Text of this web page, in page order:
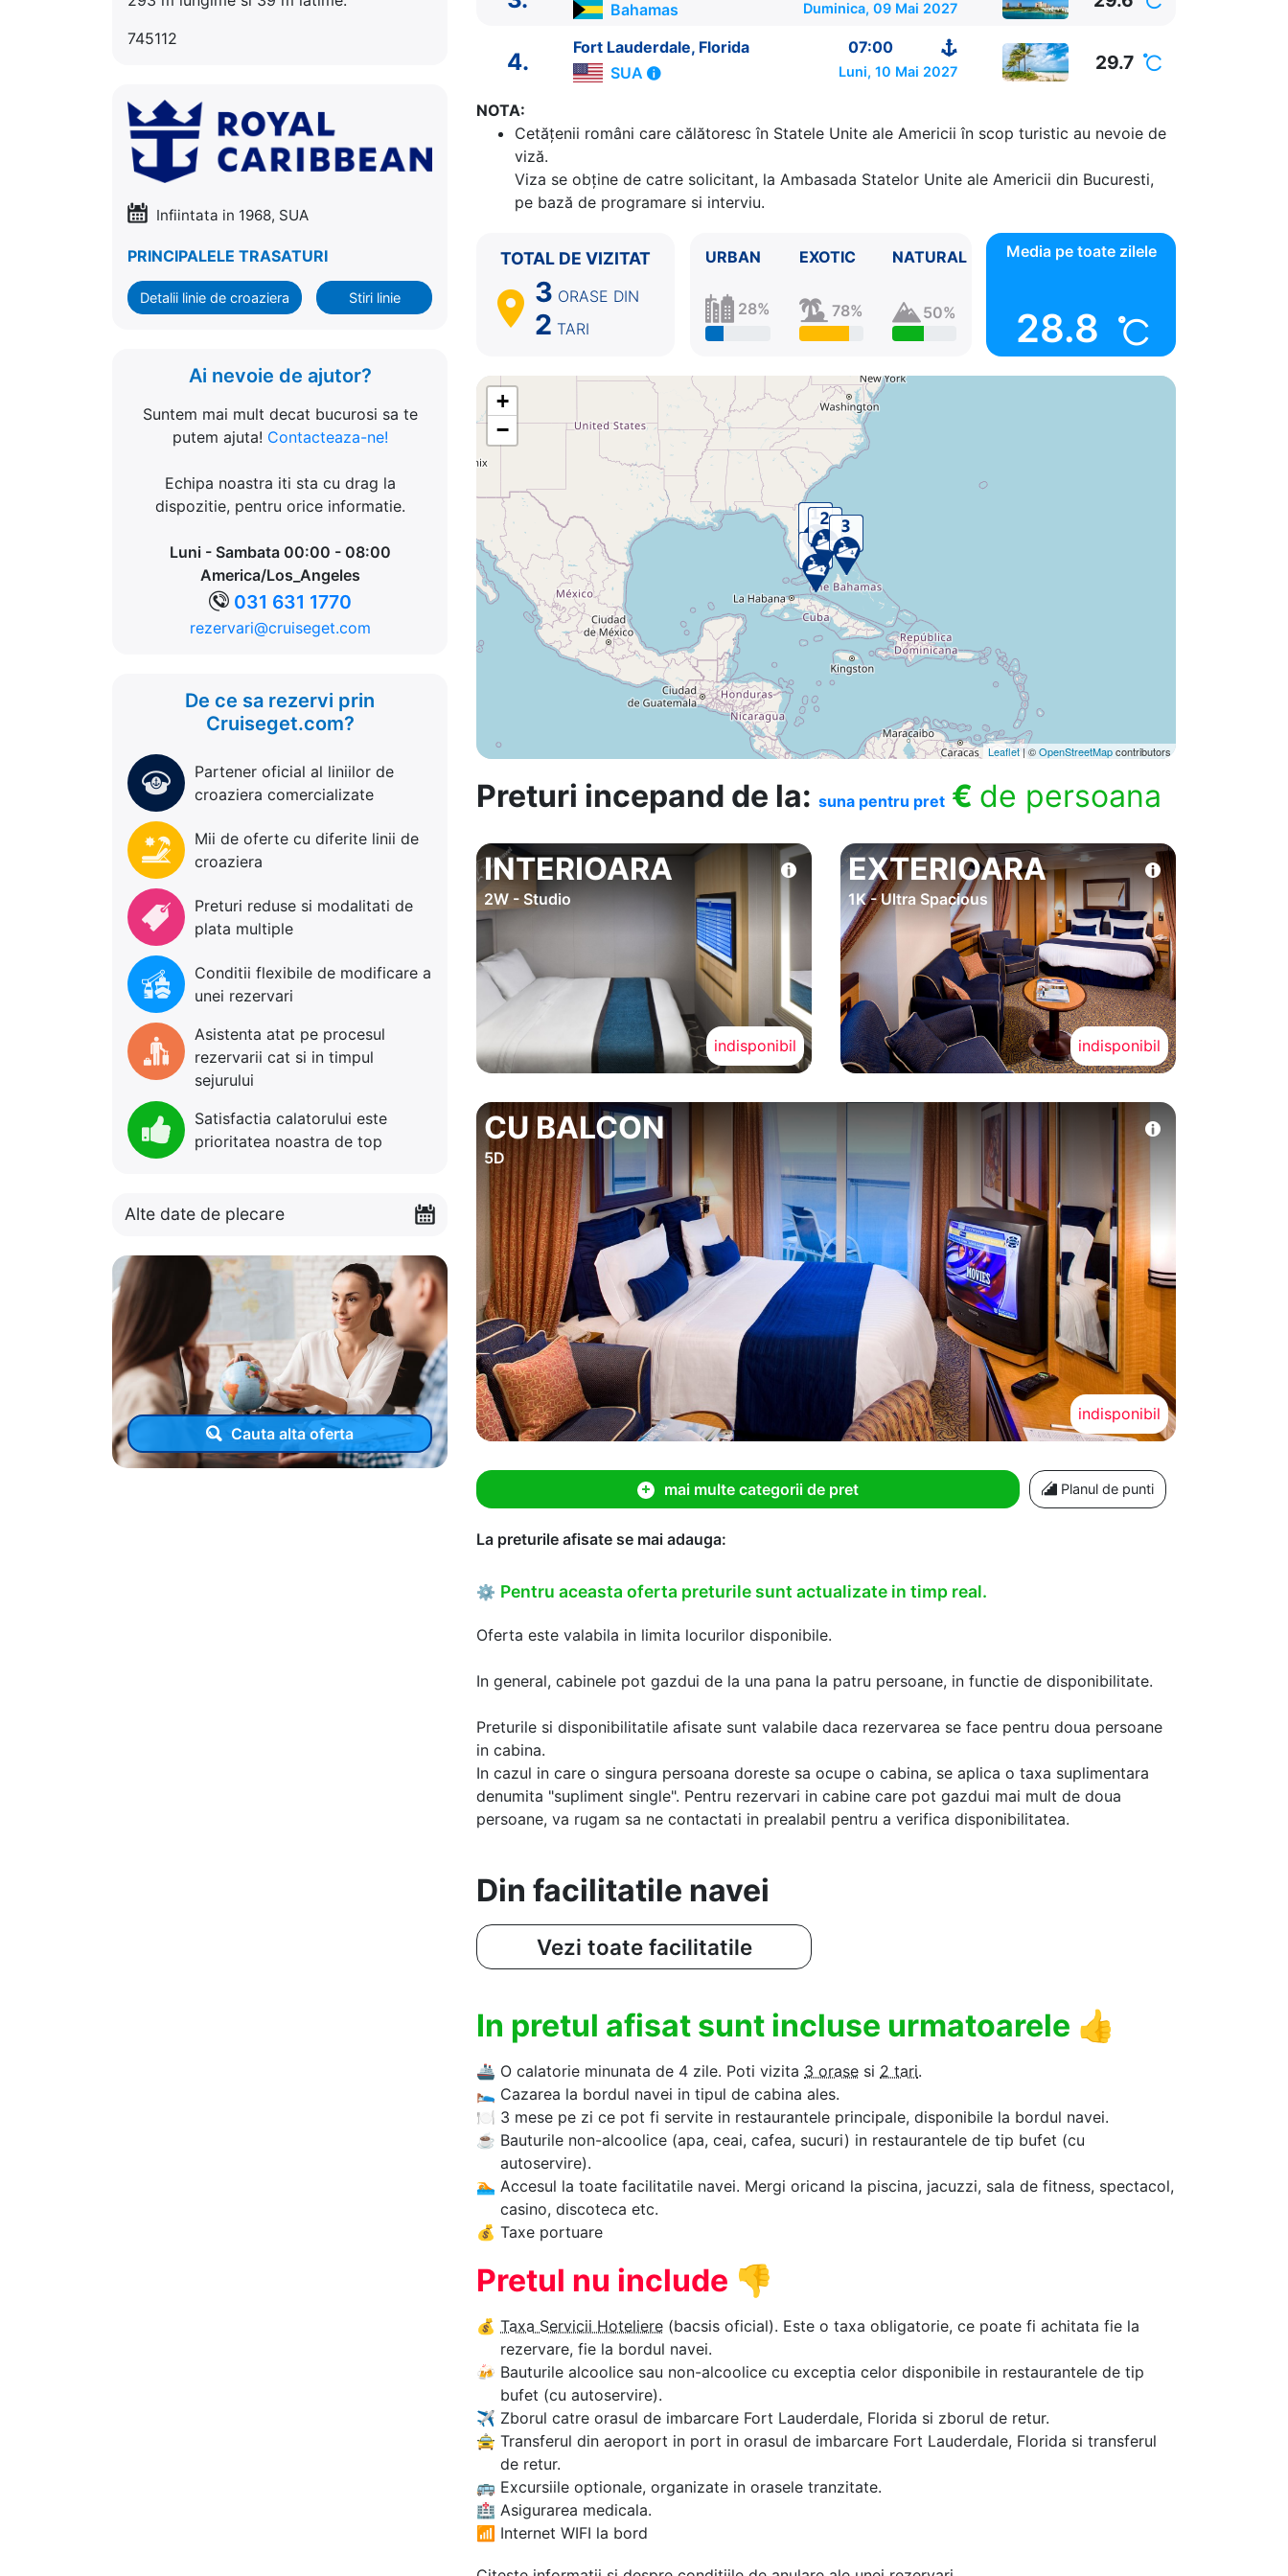
745112
Infiintata in 1968, SUA
PRINCIPALELE TRASATURI
Detalii linie de croaziera Stiri linie
Ai nevoie de ajutor?
Suntem mai mult decat bucurosi sa te
putem ajuta! Contacteaza-ne!
Echipa noastra iti sta cu drag la
dispozitie, pentru orice informatie.
Luni - Sambata 00:00 - 08:00
America/Los_Angeles
031 631 1770
rezervari@cruiseget.com
De ce sa rezervi prin
Cruiseget.com?
Partener oficial al liniilor de
croaziera comercializate
Mii de oferte cu diferite linii de
croaziera
Preturi reduse si modalitati de
plata multiple
Conditii flexibile de modificare a
unei rezervari
Asistenta atat pe procesul
rezervarii cat si in timpul
sejurului
Satisfactia calatorului este
prioritatea noastra de top
Alte date de plecare
Cauta alta oferta
ITINERARIU
Ziua | Portul | Sosire - Plecare
----------------------------------------
2. Insulele Bimini Bahamas
08:00 - 17:00
Nassau
4. Fort Lauderdale, Florida SUA 07:00 - ⚓
Bahamas
Duminica, 09 Mai 2027
4.
Fort Lauderdale, Florida
07:00
SUA
Luni, 10 Mai 2027 29.7
NOTA:
Cetăţenii români care călătoresc în Statele Unite ale Americii în scop turistic au nevoie de
viză.
Viza se obține de catre solicitant, la Ambasada Statelor Unite ale Americii din Bucuresti,
pe bază de programare si interviu.
TOTAL DE VIZITAT
3 ORASE DIN
2 TARI
URBAN
28%
EXOTIC
78%
NATURAL
50%
Media pe toate zilele
28.8
+
−
Leaflet| ©OpenStreetMapcontributors
Preturi incepand de la: suna pentru pret € de persoana
INTERIOARA
2W - Studio
indisponibil
EXTERIOARA
1K - Ultra Spacious
indisponibil
CU BALCON
5D
indisponibil
mai multe categorii de pret Planul de punti
La preturile afisate se mai adauga:
⚙ Pentru aceasta oferta preturile sunt actualizate in timp real.
Oferta este valabila in limita locurilor disponibile.
In general, cabinele pot gazdui de la una pana la patru persoane, in functie de disponibilitate.
Preturile si disponibilitatile afisate sunt valabile daca rezervarea se face pentru doua persoane
in cabina.
In cazul in care o singura persoana doreste sa ocupe o cabina, se aplica o taxa suplimentara
denumita "supliment single". Pentru rezervari in cabine care pot gazdui mai mult de doua
persoane, va rugam sa ne contactati in prealabil pentru a verifica disponibilitatea.
Din facilitatile navei
Vezi toate facilitatile
In pretul afisat sunt incluse urmatoarele 👍
🚢 O calatorie minunata de 4 zile. Poti vizita 3 orase si 2 tari.
🛌 Cazarea la bordul navei in tipul de cabina ales.
🍽 3 mese pe zi ce pot fi servite in restaurantele principale, disponibile la bordul navei.
☕ Bauturile non-alcoolice (apa, ceai, cafea, sucuri) in restaurantele de tip bufet (cu
autoservire).
🏊‍ Accesul la toate facilitatile navei. Mergi oricand la piscina, jacuzzi, sala de fitness, spectacol,
casino, discoteca etc.
💰 Taxe portuare
Pretul nu include 👎
💰 Taxa Servicii Hoteliere (bacsis oficial). Este o taxa obligatorie, ce poate fi achitata fie la
rezervare, fie la bordul navei.
🍻 Bauturile alcoolice sau non-alcoolice cu exceptia celor disponibile in restaurantele de tip
bufet (cu autoservire).
✈ Zborul catre orasul de imbarcare Fort Lauderdale, Florida si zborul de retur.
🚖 Transferul din aeroport in port in orasul de imbarcare Fort Lauderdale, Florida si transferul
de retur.
🚌 Excursiile optionale, organizate in orasele tranzitate.
🏥 Asigurarea medicala.
📶 Internet WIFI la bord